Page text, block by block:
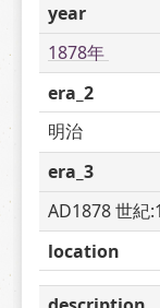
year
1878年
era_2
明治
era_3
AD1878 世紀
location